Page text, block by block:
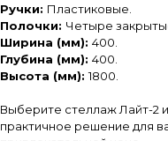
Ручки: Пластиковые.
Полочки: Четыре
Ширина (мм): 400.
Глубина (мм): 400.
Высота (мм):1800.
Выберите стеллаж Лайт-2
практичное решение для